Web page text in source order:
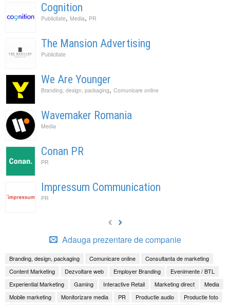
Cognition
Publicitate, Media, PR
The Mansion Advertising
Publicitate
We Are Younger
Branding, design, packaging, Comunicare online
Wavemaker Romania
Media
Conan PR
PR
Impressum Communication
PR
Adauga prezentare de companie
Branding, design, packaging Comunicare online
Consultanta de marketing
Content Marketing
Dezvoltare web Employer Branding
Evenimente / BTL
Experiential Marketing
Gaming Interactive Retail Marketing direct
Media
Mobile marketing
Monitorizare media PR Productie audio Productie foto